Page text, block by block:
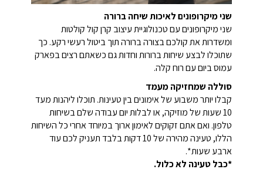
שני מיקרופונים לאיכות שיחה ברורה
שני מיקרופונים עם טכנולוגיית עיצוב קרן קול קולטות
ומשדרות את קולכם בצורה ברורה תוך ביטול רעשי רקע. כך
שתוכלו לבצע שיחות ברורות וחדות גם כשאתם רצים בפארק
עמוס ביום עם רוח קלה.
סוללה שמחזיקה מעמד
קבלו יותר משבוע של אימונים בין טעינות. תוכלו ליהנות מעד
10 שעות של מוזיקה, או לבלות יום עבודה שלם בשיחות
טלפון. ואם אתם זקוקים לאימון ארוך במיוחד אחרי כל השיחות
הללו, טעינה מהירה של 10 דקות בלבד תעניק לכם עוד
ארבע שעות*.
*כבל טעינה לא כלול.